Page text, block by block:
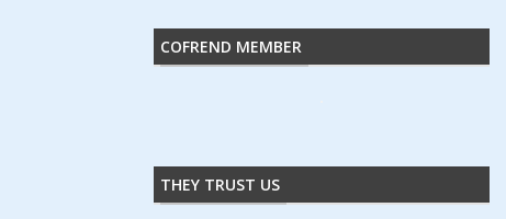
COFREND MEMBER
THEY TRUST US